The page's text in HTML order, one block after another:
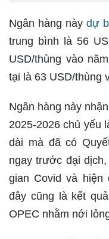
Ngân hàng này dự
trung bình là 56
USD/thùng vào
tại là 63 USD/thùng
Ngân hàng này
2025-2026 chủ yếu
dài mà đã có
ngay trước đại
gian Covid và hiện
đây cũng là kết
OPEC nhằm nới